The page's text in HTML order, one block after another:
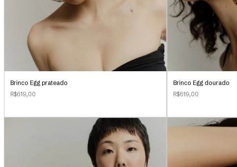
Brinco Egg prateado
R$619,00
Brinco Egg dourado
R$619,00